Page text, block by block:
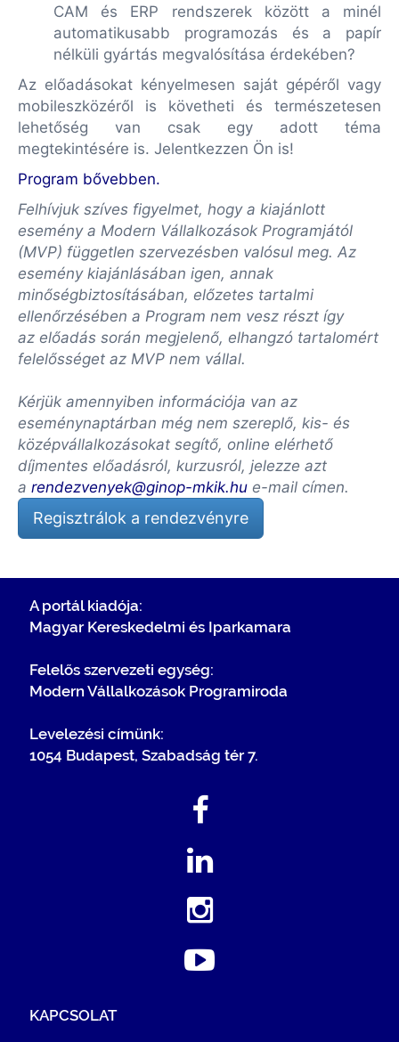
CAM és ERP rendszerek között a minél
automatikusabb programozás és a papír
nélküli gyártás megvalósítása érdekében?
Az előadásokat kényelmesen saját gépéről vagy
mobileszközéről is követheti és természetesen
lehetőség van csak egy adott téma
megtekintésére is. Jelentkezzen Ön is!
Program bővebben.
Felhívjuk szíves figyelmet, hogy a kiajánlott
esemény a Modern Vállalkozások Programjától
(MVP) független szervezésben valósul meg. Az
esemény kiajánlásában igen, annak
minőségbiztosításában, előzetes tartalmi
ellenőrzésében a Program nem vesz részt így
az előadás során megjelenő, elhangzó tartalomért
felelősséget az MVP nem vállal.
Kérjük amennyiben információja van az
eseménynaptárban még nem szereplő, kis- és
középvállalkozásokat segítő, online elérhető
díjmentes előadásról, kurzusról, jelezze azt
a rendezvenyek@ginop-mkik.hu e-mail címen.
Regisztrálok a rendezvényre
A portál kiadója:
Magyar Kereskedelmi és Iparkamara
Felelős szervezeti egység:
Modern Vállalkozások Programiroda
Levelezési címünk:
1054 Budapest, Szabadság tér 7.
KAPCSOLAT